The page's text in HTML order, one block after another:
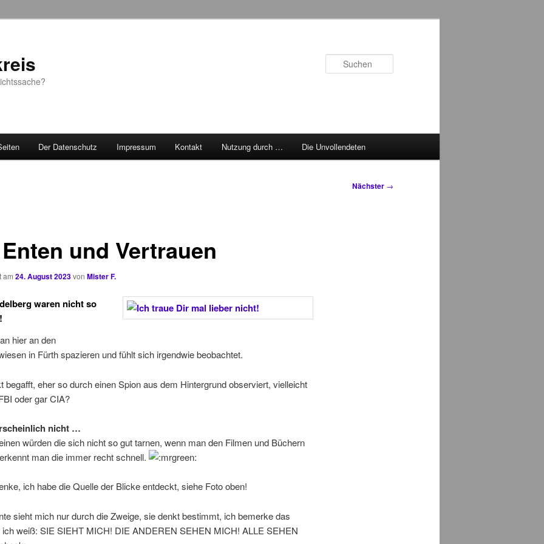
Der Datenschutz Impressum Kontakt Nutzung durch … Die Unvollendeten
Nächster →
und Vertrauen
am 24. August 2023von Mister F.
waren nicht so
hier an den
in Fürth spazieren und fühlt sich irgendwie beobachtet.
begafft, eher so durch einen Spion aus dem Hintergrund observiert, vielleicht
oder gar CIA?
nicht …
würden die sich nicht so gut tarnen, wenn man den Filmen und Büchern
man die immer recht schnell.
ich habe die Quelle der Blicke entdeckt, siehe Foto oben!
sieht mich nur durch die Zweige, sie denkt bestimmt, ich bemerke das
ich weiß: SIE SIEHT MICH! DIE ANDEREN SEHEN MICH! ALLE SEHEN